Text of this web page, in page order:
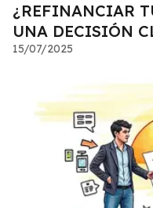
¿REFINANCIAR
UNA DECISIÓN
15/07/2025